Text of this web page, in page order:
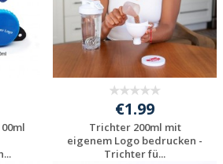
€1.99
Trichter 200ml mit
eigenem Logo bedrucken -
Trichter fü...